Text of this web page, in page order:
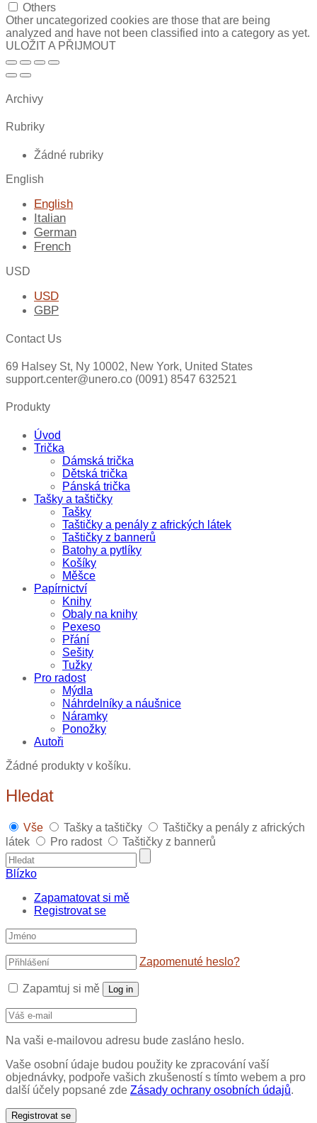
Others
Other uncategorized cookies are those that are being
analyzed and have not been classified into a category as yet.
ULOŽIT A PŘIJMOUT
Archivy
Rubriky
Žádné rubriky
English
English
Italian
German
French
USD
USD
GBP
Contact Us
69 Halsey St, Ny 10002, New York, United States
support.center@unero.co (0091) 8547 632521
Produkty
Úvod
Trička
Dámská trička
Dětská trička
Pánská trička
Tašky a taštičky
Tašky
Taštičky a penály z afrických látek
Taštičky z bannerů
Batohy a pytlíky
Košíky
Měšce
Papírnictví
Knihy
Obaly na knihy
Pexeso
Přání
Sešity
Tužky
Pro radost
Mýdla
Náhrdelníky a náušnice
Náramky
Ponožky
Autoři
Žádné produkty v košíku.
Hledat
Vše Tašky a taštičky
Taštičky a penály z afrických
látek
Pro radost Taštičky z bannerů
Blízko
Zapamatovat si mě
Registrovat se
Zapomenuté heslo?
Zapamtuj si mě Log in
Na vaši e-mailovou adresu bude zasláno heslo.
Vaše osobní údaje budou použity ke zpracování vaší
objednávky, podpoře vašich zkušeností s tímto webem a pro
další účely popsané zde Zásady ochrany osobních údajů.
Registrovat se